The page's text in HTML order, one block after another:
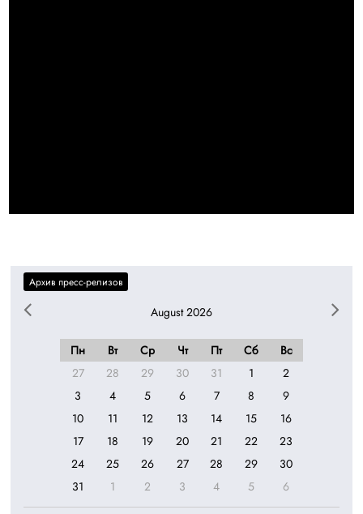
August 2026
Пн Вт Ср Чт Пт Сб
Вс
27
28 29 30 31 1
2
3
4 5 6 7 8
9
10
11 12 13 14 15
16
17
18 19 20 21 22
23
24
25 26 27 28 29
30
31
1 2 3 4 5 6